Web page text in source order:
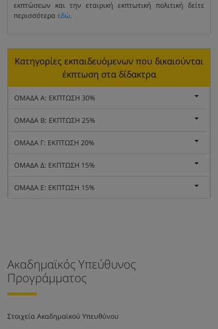
εκπτώσεων και την εταιρική εκπτωτική πολιτική δείτε
περισσότερα εδώ.
Κατηγορίες εκπαιδευόμενων που δικαιούνται
έκπτωση στα δίδακτρα
ΟΜΑΔΑ Α: ΕΚΠΤΩΣΗ 30%
ΟΜΑΔΑ Β: ΕΚΠΤΩΣΗ 25%
ΟΜΑΔΑ Γ: ΕΚΠΤΩΣΗ 20%
ΟΜΑΔΑ Δ: ΕΚΠΤΩΣΗ 15%
ΟΜΑΔΑ Ε: ΕΚΠΤΩΣΗ 15%
Ακαδημαϊκός Υπεύθυνος
Προγράμματος
Στοιχεία Ακαδημαϊκού Υπευθύνου